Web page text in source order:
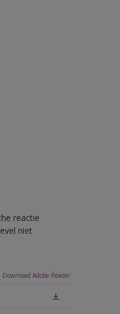
reactie
niet
Download Adobe Reader